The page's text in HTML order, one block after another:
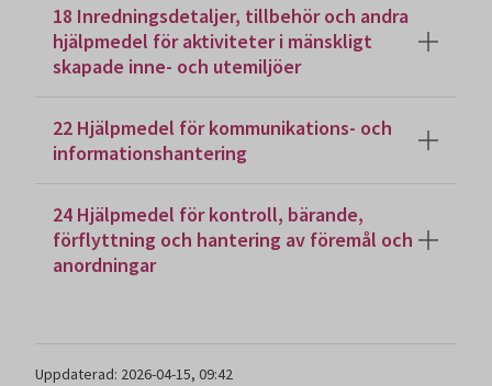
18 Inredningsdetaljer, tillbehör och andra
hjälpmedel för aktiviteter i mänskligt
skapade inne- och utemiljöer
22 Hjälpmedel för kommunikations- och
informationshantering
24 Hjälpmedel för kontroll, bärande,
förflyttning och hantering av föremål och
anordningar
Uppdaterad: 2026-04-15, 09:42